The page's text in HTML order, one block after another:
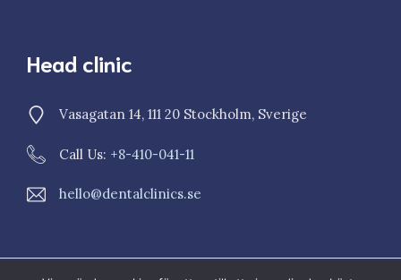
Head clinic
Vasagatan 14, 111 20 Stockholm, Sverige
Call Us: +8-410-041-11
hello@dentalclinics.se